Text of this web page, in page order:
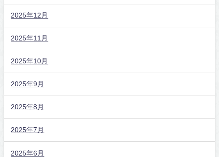
2025年12月
2025年11月
2025年10月
2025年9月
2025年8月
2025年7月
2025年6月